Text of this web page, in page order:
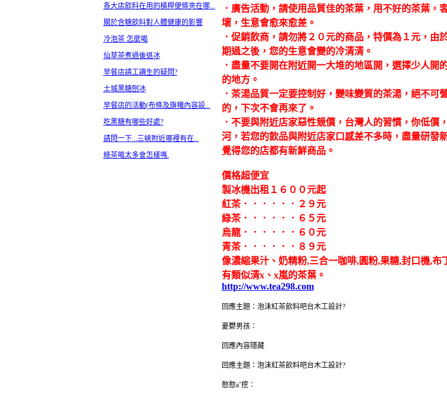
各大店飲料在用的橫桿便條夾在哪...
關於含糖飲料對人體健康的影響
冷泡茶 怎麼喝
仙草茶煮過後退冰
早餐店請工讀生的疑問?
土城黑糖刨冰
早餐店的活動(布條及旗幟內容設...
吃黑糖有哪些好處?
請問一下...三峽附近哪裡有在...
綠茶喝太多會怎樣嗎.
．廣告活動，請使用品質佳的茶葉，用不好的茶葉，
壞，生意會愈來愈差。
．促銷飲商，請勿將２０元的商品，特價為１元，由
期過之後，您的生意會變的冷清清。
．盡量不要開在附近開一大堆的地區開，選擇少人開
的地方。
．茶湯品質一定要控制好，變味變質的茶湯，絕不可
的，下次不會再來了。
．不要與附近店家惡性競價，台灣人的習慣，你低價
河，若您的飲品與附近店家口感差不多時，盡量研發
覺得您的店都有新鮮商品。
價格超便宜
製冰機出租１６００元起
紅茶．．．．．．２９元
綠茶．．．．．．６５元
烏龍．．．．．．６０元
青茶．．．．．．８９元
像濃縮果汁、奶精粉,三合一咖啡,圓粉,果糖,封口機,布
有類似清x、x嵐的茶葉。
http://www.tea298.com
回應主題：泡沫紅茶飲料吧台木工設計?
憂鬱男孩：
回應內容隱藏
回應主題：泡沫紅茶飲料吧台木工設計?
憨憨aˇ挖：